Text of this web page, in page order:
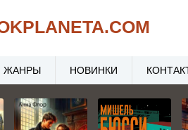
PLANETA.COM
ЖАНРЫ НОВИНКИ